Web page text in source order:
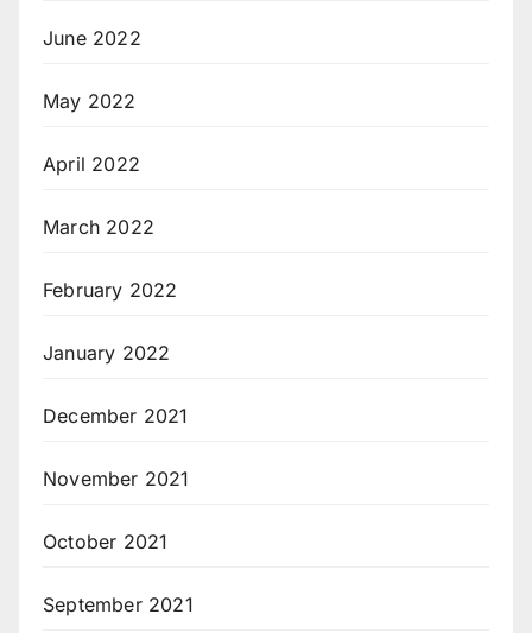
June 2022
May 2022
April 2022
March 2022
February 2022
January 2022
December 2021
November 2021
October 2021
September 2021